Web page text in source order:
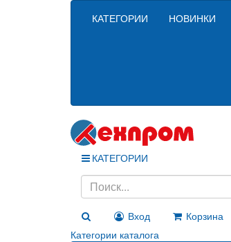
КАТЕГОРИИ НОВИНКИ
КАТЕГОРИИ
Вход
Корзина
Категории каталога